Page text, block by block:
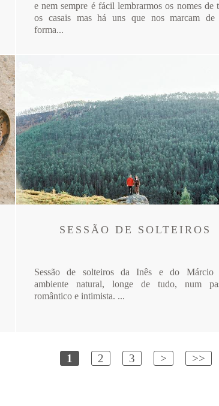
e nem sempre é fácil lembrarmos os nomes de
os casais mas há uns que nos marcam de
forma...
SESSÃO DE SOLTEIROS
Sessão de solteiros da Inês e do Márcio
ambiente natural, longe de tudo, num
romântico e intimista. ...
1 2 3 > >>